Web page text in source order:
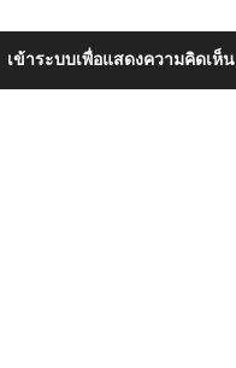
เข้าระบบเพื่อแสดงความคิดเห็น